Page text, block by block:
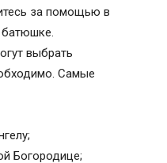
за помощью в
выбрать
Самые
Богородице;